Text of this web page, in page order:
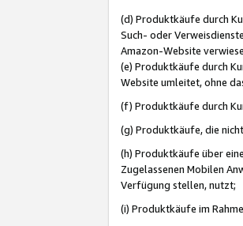
(d) Produktkäufe durch
Such- oder
Amazon-Website
(e) Produktkäufe durch
Website umleitet, ohne
(f) Produktkäufe durch
(g) Produktkäufe, die
(h) Produktkäufe über
Zugelassenen Mobilen
Verfügung stellen, nutzt;
(i) Produktkäufe im